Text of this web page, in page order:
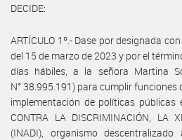
DECIDE:
ARTÍCULO 1º.- Dase por designada
del 15 de marzo de 2023 y por el
días hábiles, a la señora Martina Sol
N° 38.995.191) para cumplir
implementación de políticas públicas
CONTRA LA DISCRIMINACIÓN, LA
(INADI), organismo